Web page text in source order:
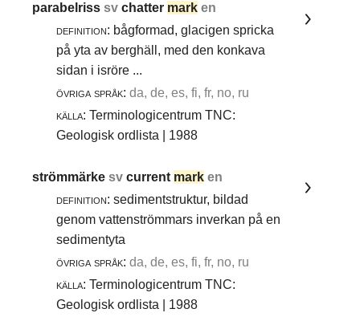
parabelrisssvchatter mark en
definition: bågformad, glacigen spricka
på yta av berghäll, med den konkava
sidan i isröre ...
övriga språk: da, de, es, fi, fr, no, ru
källa: Terminologicentrum TNC:
Geologisk ordlista | 1988
strömmärkesvcurrent mark en
definition: sedimentstruktur, bildad
genom vattenströmmars inverkan på en
sedimentyta
övriga språk: da, de, es, fi, fr, no, ru
källa: Terminologicentrum TNC:
Geologisk ordlista | 1988